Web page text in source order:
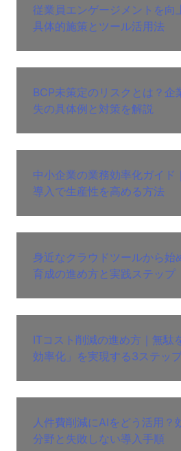
従業員エンゲージメントを向
具体的施策とツール活用法
BCP未策定のリスクとは？企
失の具体例と対策を解説
中小企業の業務効率化ガイド
導入で生産性を高める方法
身近なクラウドツールから始
育成の進め方と実践ステップ
ITコスト削減の進め方｜無駄
効率化」を実現する3ステッ
人件費削減にAIをどう活用？
分野と失敗しない導入手順